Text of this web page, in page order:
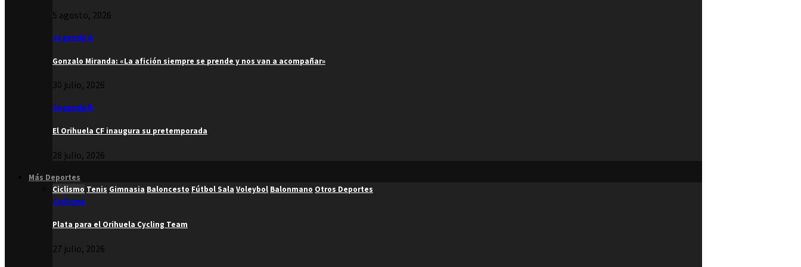
5 agosto, 2026
Segunda B
Gonzalo Miranda: «La afición siempre se prende y nos van a acompañar»
30 julio, 2026
Segunda B
El Orihuela CF inaugura su pretemporada
28 julio, 2026
Más Deportes
Ciclismo Tenis Gimnasia Baloncesto Fútbol Sala Voleybol Balonmano Otros Deportes
Ciclismo
Plata para el Orihuela Cycling Team
27 julio, 2026